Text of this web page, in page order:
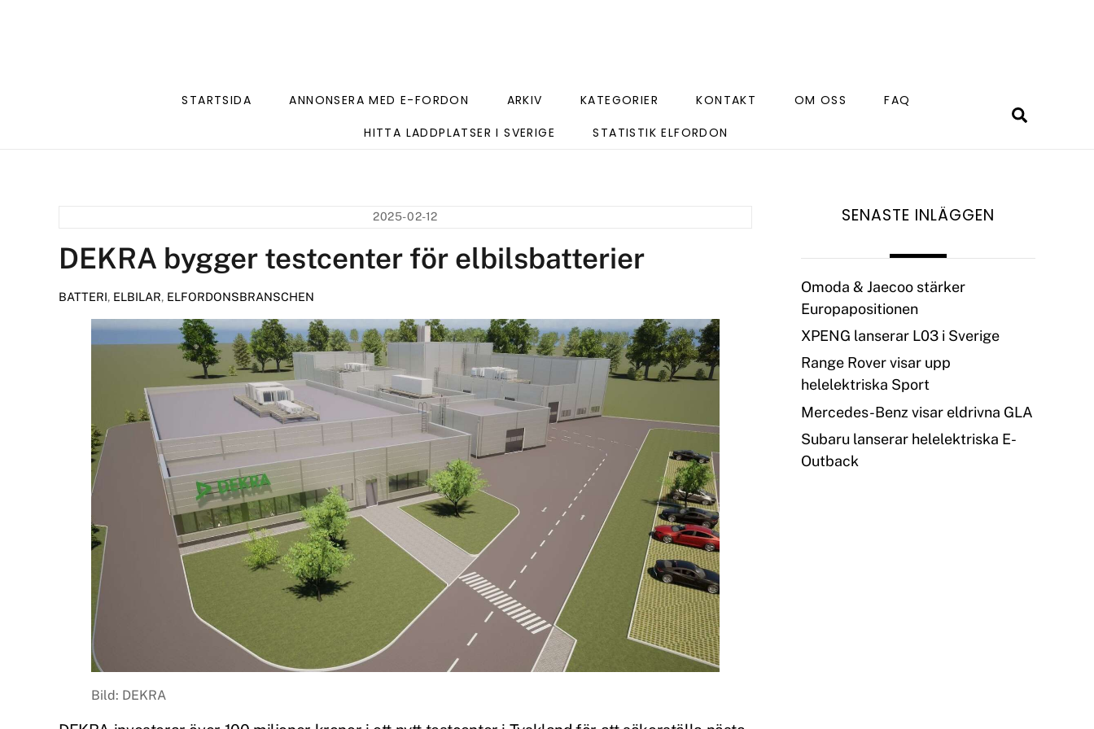
STARTSIDA ANNONSERA MED E-FORDON ARKIV KATEGORIER KONTAKT OM OSS
FAQ
HITTA LADDPLATSER I SVERIGE
STATISTIK ELFORDON
2025-02-12
DEKRA bygger testcenter för elbilsbatterier
BATTERI, ELBILAR, ELFORDONSBRANSCHEN
Bild: DEKRA
SENASTE INLÄGGEN
Omoda & Jaecoo stärker
Europapositionen
XPENG lanserar L03 i Sverige
Range Rover visar upp
helelektriska Sport
Mercedes-Benz visar eldrivna GLA
Subaru lanserar helelektriska E-
Outback